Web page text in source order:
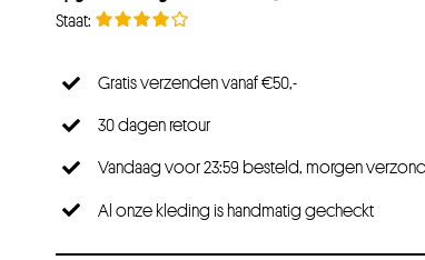
Gratis verzenden vanaf €50,-
30 dagen retour
Vandaag voor 23:59 besteld, morgen
Al onze kleding is handmatig gecheckt